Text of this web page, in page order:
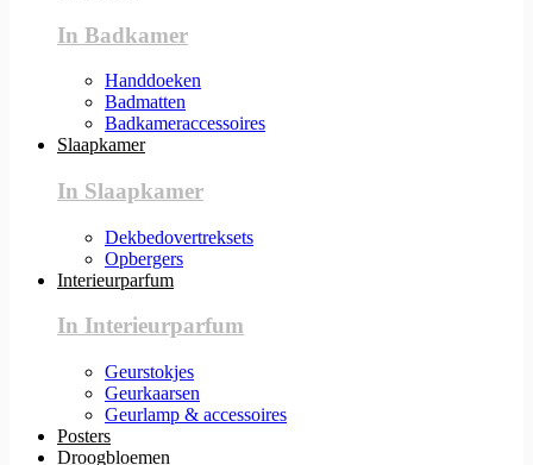
In Badkamer
Handdoeken
Badmatten
Badkameraccessoires
Slaapkamer
In Slaapkamer
Dekbedovertreksets
Opbergers
Interieurparfum
In Interieurparfum
Geurstokjes
Geurkaarsen
Geurlamp & accessoires
Posters
Droogbloemen